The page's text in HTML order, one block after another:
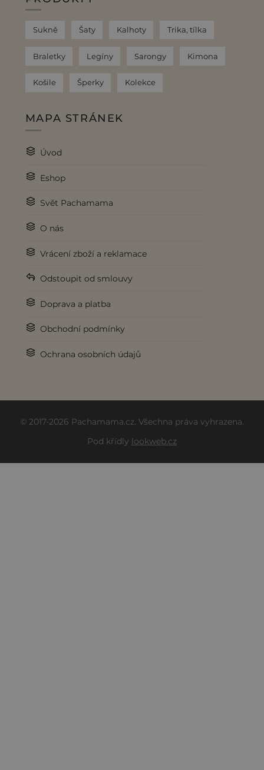
Sukně Šaty Kalhoty Trika, tílka
Braletky Legíny Sarongy Kimona
Košile Šperky Kolekce
MAPA STRÁNEK
Úvod
Eshop
Svět Pachamama
O nás
Vrácení zboží a reklamace
Odstoupit od smlouvy
Doprava a platba
Obchodní podmínky
Ochrana osobních údajů
© 2017-2026 Pachamama.cz. Všechna práva vyhrazena.
Pod křídly lookweb.cz